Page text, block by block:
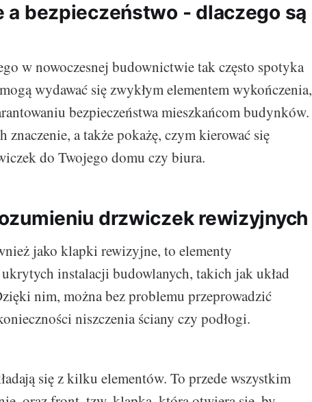
bezpieczeństwo - dlaczego są
w nowoczesnej budownictwie tak często spotyka
wydawać się zwykłym elementem wykończenia,
bezpieczeństwa mieszkańcom budynków.
a także pokażę, czym kierować się
do Twojego domu czy biura.
drzwiczek rewizyjnych
jako klapki rewizyjne, to elementy
instalacji budowlanych, takich jak układ
nim, można bez problemu przeprowadzić
niszczenia ściany czy podłogi.
się z kilku elementów. To przede wszystkim